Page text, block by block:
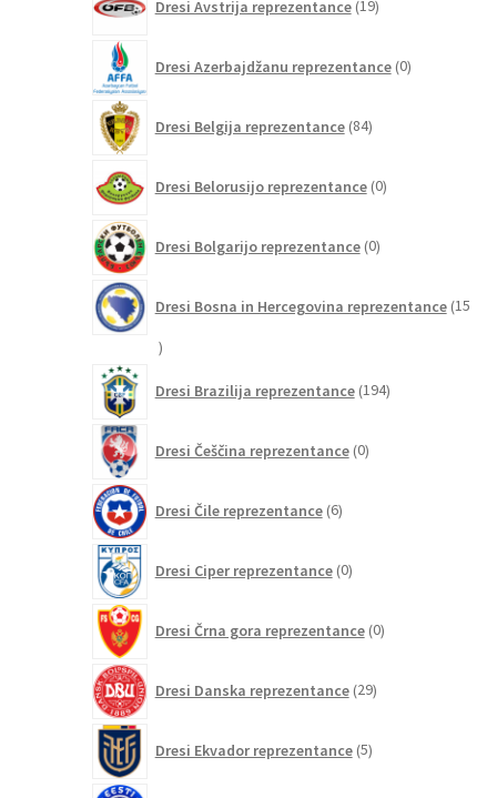
Dresi Avstrija reprezentance 19izdelkov
Dresi Azerbajdžanu reprezentance 0izdelkov
Dresi Belgija reprezentance 84izdelkov
Dresi Belorusijo reprezentance 0izdelkov
Dresi Bolgarijo reprezentance 0izdelkov
Dresi Bosna in Hercegovina reprezentance 15
15
Dresi Brazilija reprezentance 194izdelkov
Dresi Češčina reprezentance 0izdelkov
Dresi Čile reprezentance 6izdelkov
Dresi Ciper reprezentance 0izdelkov
Dresi Črna gora reprezentance 0izdelkov
Dresi Danska reprezentance 29izdelkov
Dresi Ekvador reprezentance 5izdelkov